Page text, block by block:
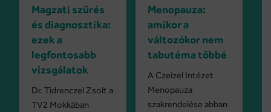
Magzati szűrés
és diagnosztika:
ezek a
legfontosabb
vizsgálatok
Dr. Tidrenczel Zsolt a
TV2 Mokkában
Menopauza:
amikor a
változókor nem
tabutéma többé
A Czeizel Intézet
Menopauza
szakrendelése abban